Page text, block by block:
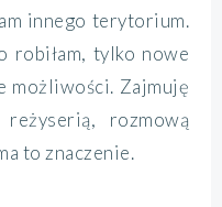
innego terytorium.
robiłam, tylko nowe
możliwości. Zajmuję
rozmową
to znaczenie.